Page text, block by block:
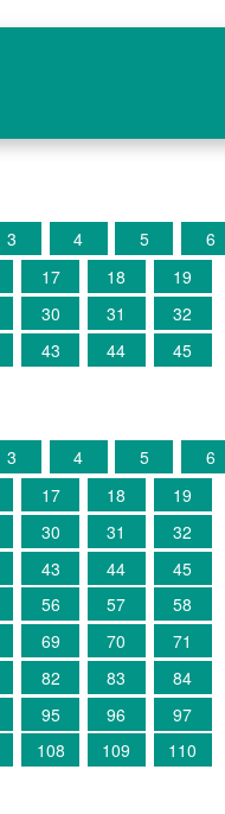
3 4 5
6
17 18
19
30 31
32
43 44
45
3 4 5
6
17 18
19
30 31
32
43 44
45
56 57
58
69 70
71
82 83
84
95 96
97
108 109
110